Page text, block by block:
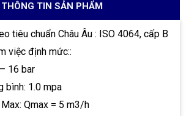
THÔNG TIN SẢN PHẨM
tiêu chuẩn Châu Âu : ISO 4064, cấp B
việc định mức::
16 bar
bình: 1.0 mpa
Qmax = 5 m3/h